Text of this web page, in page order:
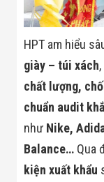
HPT am hiểu
giày – túi xách
chất lượng,
chuẩn audit
như Nike,
Balance… Qua
kiện xuất khẩu